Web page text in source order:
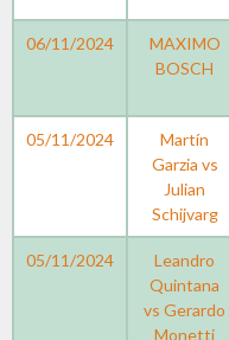
06/11/2024
MAXIMO
BOSCH
05/11/2024
Martín
Garzia vs
Julian
Schijvarg
05/11/2024
Leandro
Quintana
vs Gerardo
Monetti